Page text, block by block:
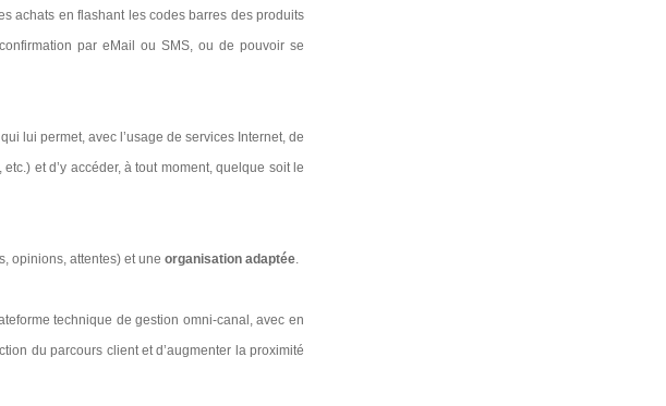
achats en flashant les codes barres des produits
par eMail ou SMS, ou de pouvoir se
lui permet, avec l’usage de services Internet, de
et d’y accéder, à tout moment, quelque soit le
opinions, attentes) et une organisation adaptée.
technique de gestion omni-canal, avec en
du parcours client et d’augmenter la proximité